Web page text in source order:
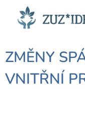
ZMĚNY
VNITŘNÍ